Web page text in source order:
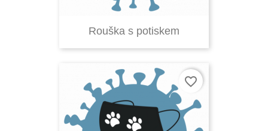
Rouška s potiskem
favorite_border